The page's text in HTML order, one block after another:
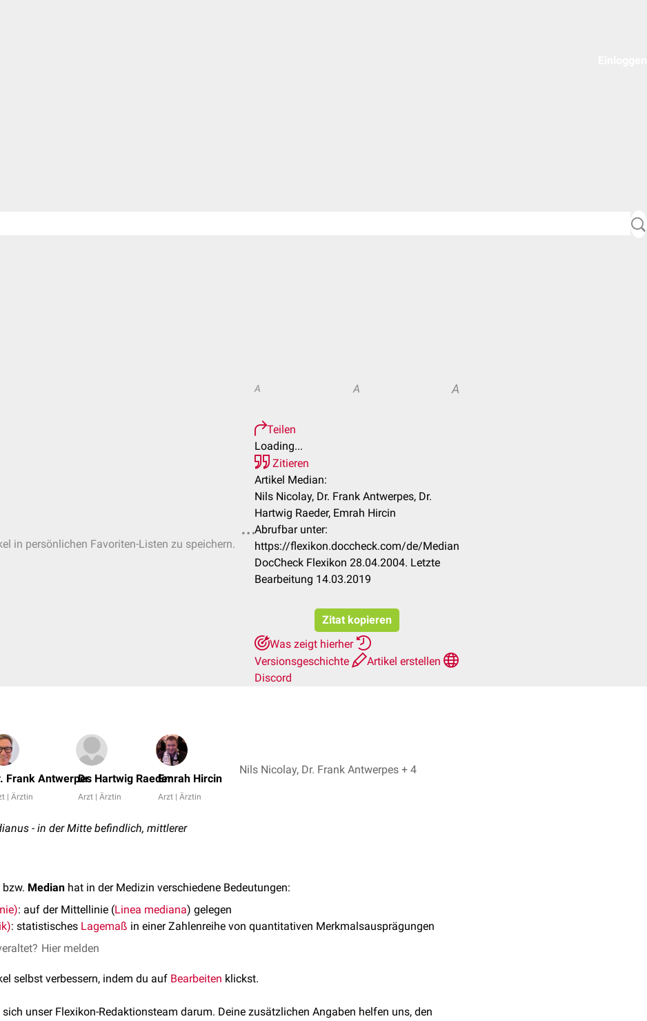
in persönlichen Favoriten-Listen zu speichern.
A A A
Teilen
Loading...
Zitieren
Artikel Median:
Nils Nicolay, Dr. Frank Antwerpes, Dr.
Hartwig Raeder, Emrah Hircin
Abrufbar unter:
https://flexikon.doccheck.com/de/Median
DocCheck Flexikon 28.04.2004. Letzte
Bearbeitung 14.03.2019
Zitat kopieren
Was zeigt hierher
Versionsgeschichte
Artikel erstellen
Discord
Frank Antwerpes
| Ärztin
Dr. Hartwig Raeder
Arzt | Ärztin
Emrah Hircin
Arzt | Ärztin
Nils Nicolay, Dr. Frank Antwerpes + 4
- in der Mitte befindlich, mittlerer
bzw. Median hat in der Medizin verschiedene Bedeutungen:
: auf der Mittellinie (Linea mediana) gelegen
: statistisches Lagemaß in einer Zahlenreihe von quantitativen Merkmalsausprägungen
Hier melden
selbst verbessern, indem du auf Bearbeiten klickst.
unser Flexikon-Redaktionsteam darum. Deine zusätzlichen Angaben helfen uns, den